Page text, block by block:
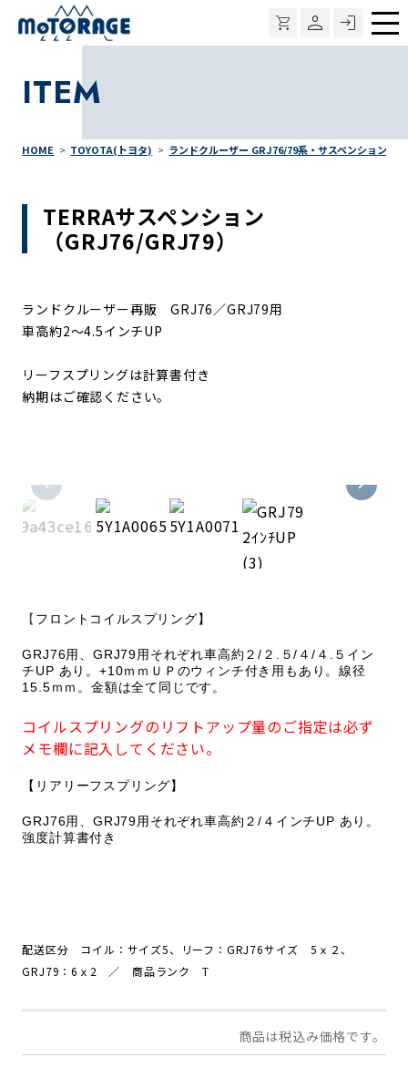
ITEM
HOME TOYOTA(トヨタ) ランドクルーザー GRJ76/79系・サスペンション
TERRAサスペンション
（GRJ76/GRJ79）
ランドクルーザー再販 GRJ76／GRJ79用
車高約2～4.5インチUP
リーフスプリングは計算書付き
納期はご確認ください。
【 フロントコイルスプリング】
GRJ76用、GRJ79用それぞれ車高約２/２.５/４/４.５イン
チUP あり。+10ｍｍＵＰのウィンチ付き用もあり。線径
15.5ｍｍ。金額は全て同じです。
コイルスプリングのリフトアップ量のご指定は必ず
メモ欄に記入してください。
【リアリーフスプリング】
GRJ76用、GRJ79用それぞれ車高約２/４インチUP あり。
強度計算書付き
配送区分 コイル： サイズ5、リーフ： GRJ76サイズ 5ｘ２、
GRJ79：6ｘ2 ／ 商品ランク T
商品は税込み価格です。
メ